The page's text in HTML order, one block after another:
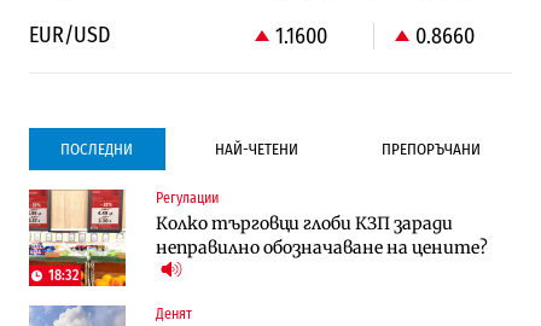
EUR/USD
1.1600 0.8660
ПОСЛЕДНИ НАЙ-ЧЕТЕНИ ПРЕПОРЪЧАНИ
18:32
Регулации
Колко търговци глоби КЗП заради
неправилно обозначаване на цените?
Денят
Градоустройство
Столична община избра изпълнител за
преместването на трамвайното
трасе по бул. „Скобелев“
Компании
Градоустройство
Столична община избра изпълнител за
преместването на трамвайното
трасе по бул. „Скобелев“
Енергетика